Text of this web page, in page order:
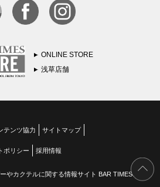
ONLINE STORE
浅草店舗
テンツ協力 サイトマップ
ポリシー 採用情報
やカクテルに関する情報サイト BAR TIMES All